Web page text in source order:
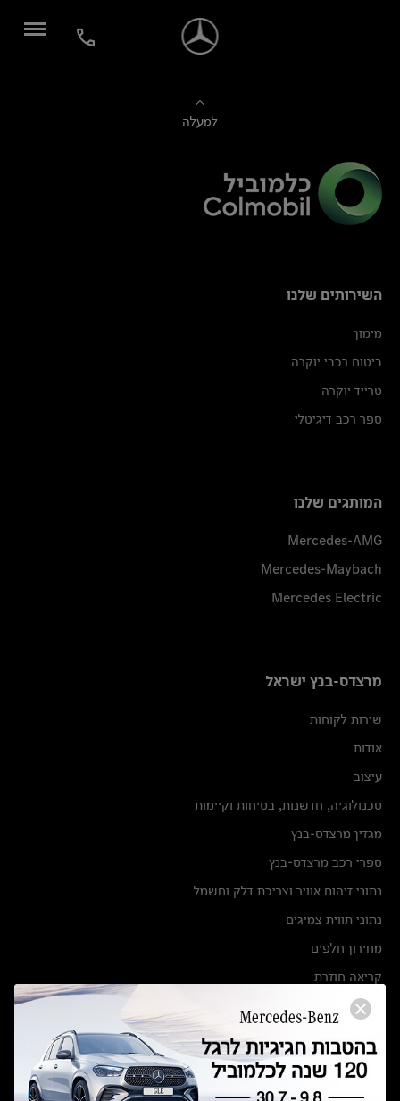
למעלה
השירותים שלנו
מימון
ביטוח רכבי יוקרה
טרייד יוקרה
ספר רכב דיגיטלי
המותגים שלנו
Mercedes-AMG
Mercedes-Maybach
Mercedes Electric
מרצדס-בנץ ישראל
שירות לקוחות
אודות
עיצוב
טכנולוגיה, חדשנות, בטיחות וקיימות
מגזין מרצדס-בנץ
ספרי רכב מרצדס-בנץ
נתוני זיהום אוויר וצריכת דלק וחשמל
נתוני תווית צמיגים
מחירון חלפים
קריאה חוזרת
הודעה על הטבות לרכבי מרצדס בהסדר פשרה בתצ 56447-02-19
תקנון ימי מכירות 120 לכלמוביל